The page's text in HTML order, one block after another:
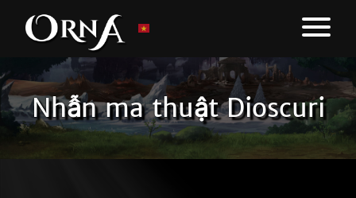
Nhẫn ma thuật Dioscuri